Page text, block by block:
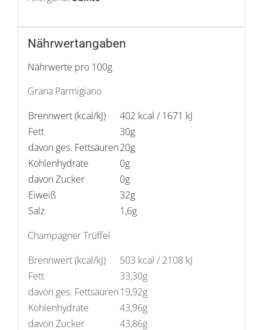
Nährwertangaben
Nährwerte pro 100g
Grana Parmigiano
Brennwert (kcal/kJ)
402 kcal / 1671 kJ
Fett
30g
davon ges. Fettsäuren20g
Kohlenhydrate
0g
davon Zucker
0g
Eiweiß
32g
Salz
1,6g
Champagner Trüffel
Brennwert (kcal/kJ)
503 kcal / 2108 kJ
Fett
33,30g
davon ges. Fettsäuren19,92g
Kohlenhydrate
43,96g
davon Zucker
43,86g